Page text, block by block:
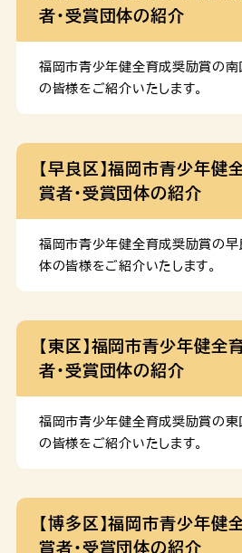
者・受賞団体の紹介
福岡市青少年健全育成奨励賞の南
の皆様をご紹介いたします。
【早良区】福岡市青少年健
賞者・受賞団体の紹介
福岡市青少年健全育成奨励賞の早
体の皆様をご紹介いたします。
【東区】福岡市青少年健全
者・受賞団体の紹介
福岡市青少年健全育成奨励賞の東
の皆様をご紹介いたします。
【博多区】福岡市青少年健
賞者・受賞団体の紹介